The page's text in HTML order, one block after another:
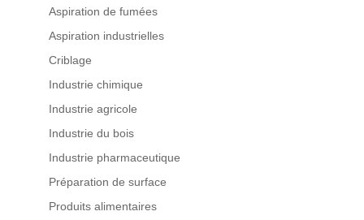
Aspiration de fumées
Aspiration industrielles
Criblage
Industrie chimique
Industrie agricole
Industrie du bois
Industrie pharmaceutique
Préparation de surface
Produits alimentaires